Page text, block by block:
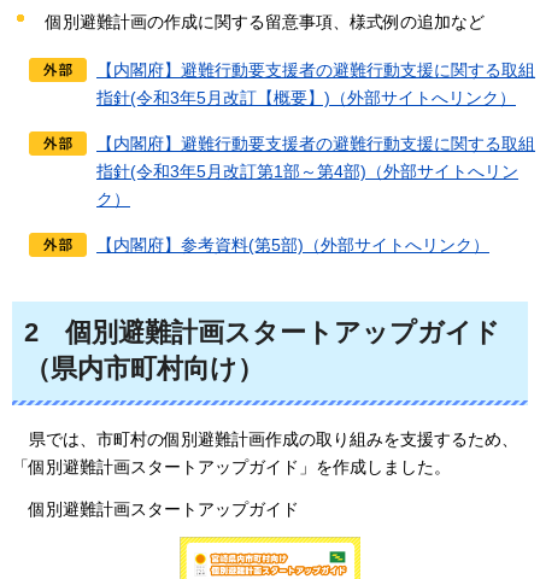
個別避難計画の作成に関する留意事項、様式例の追加など
【内閣府】避難行動要支援者の避難行動支援に関する取組
指針(令和3年5月改訂【概要】)（外部サイトへリンク）
【内閣府】避難行動要支援者の避難行動支援に関する取組
指針(令和3年5月改訂第1部～第4部)（外部サイトへリン
ク）
【内閣府】参考資料(第5部)（外部サイトへリンク）
2
個別避難計画スタートアップガイド
（県内市町村向け）
県では、市町村の個別避難計画作成の取り組みを支援するため、
「個別避難計画スタートアップガイド」を作成しました。
個別避難計画スタートアップガイド